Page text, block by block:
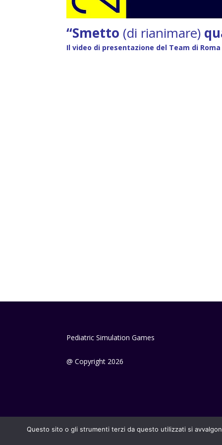
“Smetto (di rianimare)
Il video di presentazione del Team di
Pediatric Simulation Games
@ Copyright 2026
Questo sito o gli strumenti terzi da questo utilizzati si